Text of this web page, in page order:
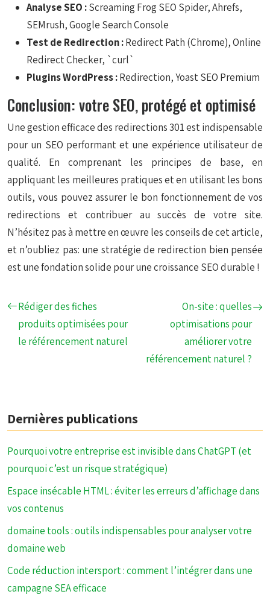
Analyse SEO :Screaming Frog SEO Spider, Ahrefs,
SEMrush, Google Search Console
Test de Redirection :Redirect Path (Chrome), Online
Redirect Checker, `curl`
Plugins WordPress :Redirection, Yoast SEO Premium
Conclusion: votre SEO, protégé et optimisé
Une gestion efficace des redirections 301 est indispensable
pour un SEO performant et une expérience utilisateur de
qualité. En comprenant les principes de base, en
appliquant les meilleures pratiques et en utilisant les bons
outils, vous pouvez assurer le bon fonctionnement de vos
redirections et contribuer au succès de votre site.
N’hésitez pas à mettre en œuvre les conseils de cet article,
et n’oubliez pas: une stratégie de redirection bien pensée
est une fondation solide pour une croissance SEO durable !
Rédiger des fiches
produits optimisées pour
le référencement naturel
On-site : quelles
optimisations pour
améliorer votre
référencement naturel ?
Dernières publications
Pourquoi votre entreprise est invisible dans ChatGPT (et
pourquoi c’est un risque stratégique)
Espace insécable HTML : éviter les erreurs d’affichage dans
vos contenus
domaine tools : outils indispensables pour analyser votre
domaine web
Code réduction intersport : comment l’intégrer dans une
campagne SEA efficace